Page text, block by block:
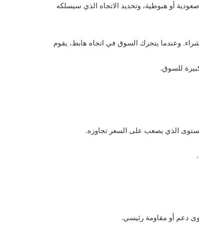
أو هبوطية، وتحديد الاتجاه الذي سيسلكه
وعندما يتحرك السوق في اتجاه هابط، يقوم
للسوق.
الذي يصعب على السعر تجاوزه.
دعم أو مقاومة رئيسي.